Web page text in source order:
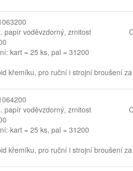
papír voděvzdorný, zrnitost
kart = 25 ks, pal = 31200
křemíku, pro ruční i strojní broušení
papír voděvzdorný, zrnitost
kart = 25 ks, pal = 31200
křemíku, pro ruční i strojní broušení